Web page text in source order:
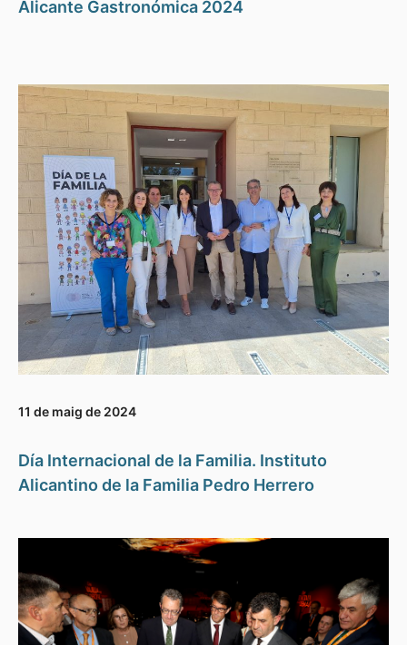
Alicante Gastronómica 2024
11 de maig de 2024
Día Internacional de la Familia. Instituto
Alicantino de la Familia Pedro Herrero